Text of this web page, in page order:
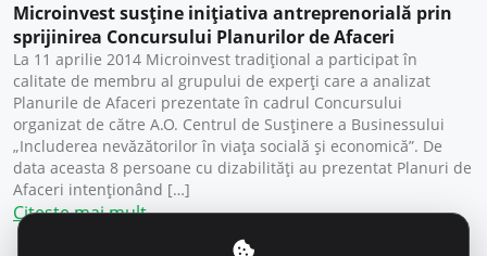
Microinvest susţine iniţiativa antreprenorială prin
sprijinirea Concursului Planurilor de Afaceri
La 11 aprilie 2014 Microinvest tradițional a participat în
calitate de membru al grupului de experți care a analizat
Planurile de Afaceri prezentate în cadrul Concursului
organizat de către A.O. Centrul de Susținere a Businessului
„Includerea nevăzătorilor în viața socială și economică”. De
data aceasta 8 persoane cu dizabilități au prezentat Planuri de
Afaceri intenționând […]
Citește mai mult